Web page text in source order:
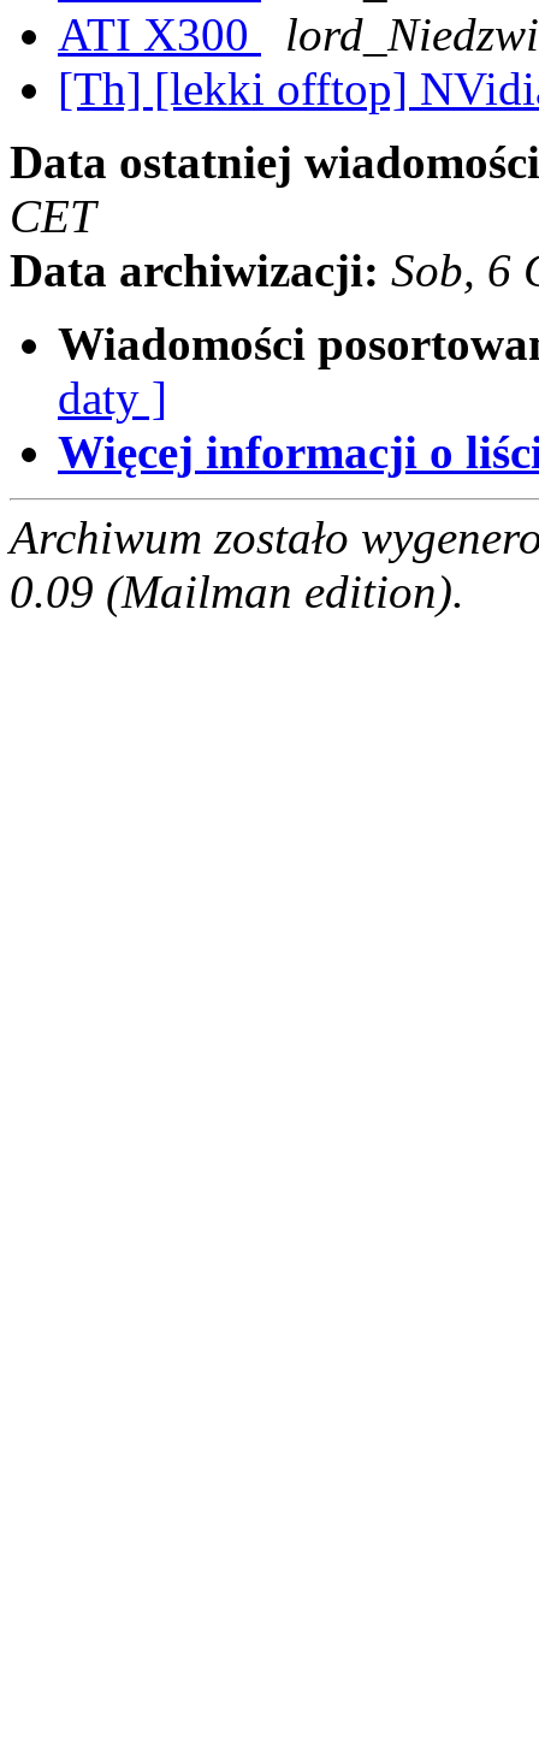
ATI X300
[Th] [lekki offtop]
Data ostatniej
CET
Data archiwizacji: Sob, 6
Wiadomości
daty ]
Więcej informacji o
Archiwum zostało
0.09 (Mailman edition).